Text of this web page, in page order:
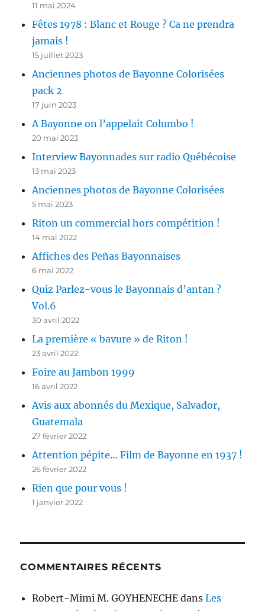
11 mai 2024
Fêtes 1978 : Blanc et Rouge ? Ca ne prendra
jamais !
15 juillet 2023
Anciennes photos de Bayonne Colorisées
pack 2
17 juin 2023
A Bayonne on l’appelait Columbo !
20 mai 2023
Interview Bayonnades sur radio Québécoise
13 mai 2023
Anciennes photos de Bayonne Colorisées
5 mai 2023
Riton un commercial hors compétition !
14 mai 2022
Affiches des Peñas Bayonnaises
6 mai 2022
Quiz Parlez-vous le Bayonnais d’antan ?
Vol.6
30 avril 2022
La première « bavure » de Riton !
23 avril 2022
Foire au Jambon 1999
16 avril 2022
Avis aux abonnés du Mexique, Salvador,
Guatemala
27 février 2022
Attention pépite… Film de Bayonne en 1937 !
26 février 2022
Rien que pour vous !
1 janvier 2022
COMMENTAIRES RÉCENTS
Robert-Mimi M. GOYHENECHE dansLes